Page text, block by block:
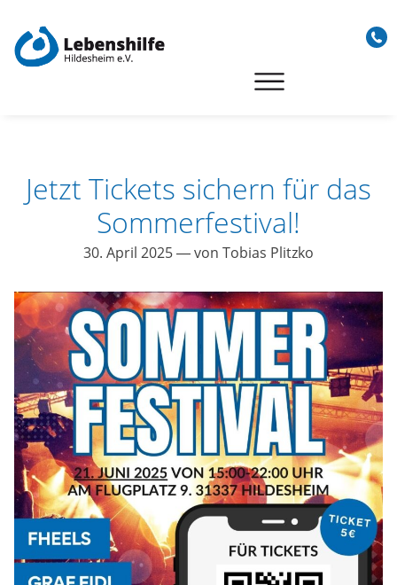
content
Jetzt Tickets sichern für das
Sommerfestival!
30. April 2025— von Tobias Plitzko